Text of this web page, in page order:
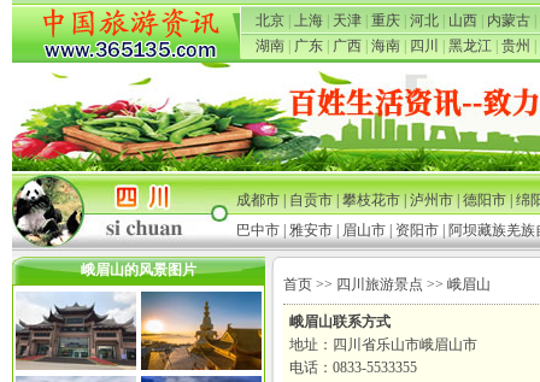
北京 上海 天津 重庆 河北 山西 内蒙古
湖南
广东 广西 海南 四川 黑龙江 贵州
成都市|自贡市|攀枝花市|泸州市|德阳市|绵
巴中市 雅安市 眉山市 资阳市 阿坝藏族羌族
峨眉山的风景图片
首页 >> 四川旅游景点 >> 峨眉山
峨眉山联系方式
地址：四川省乐山市峨眉山市
电话：0833-5533355